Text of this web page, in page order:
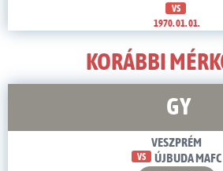
VS
1970. 01. 01.
KORÁBBI
GY
VESZPRÉM
VS ÚJBUDA MAFC